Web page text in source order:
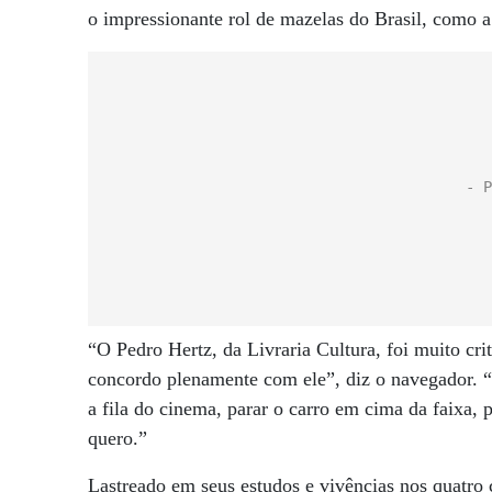
o impressionante rol de mazelas do Brasil, como
“O Pedro Hertz, da Livraria Cultura, foi muito
concordo plenamente com ele”, diz o navegador.
a fila do cinema, parar o carro em cima da faixa,
quero.”
Lastreado em seus estudos e vivências nos